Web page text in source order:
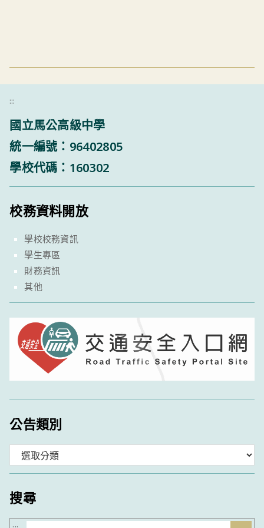
:::
國立馬公高級中學
統一編號：96402805
學校代碼：160302
校務資料開放
學校校務資訊
學生專區
財務資訊
其他
公告類別
類
搜尋